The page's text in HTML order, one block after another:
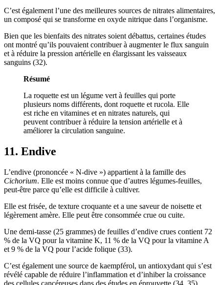
C’est également l’une des meilleures sources de nitrates alimentaires,
un composé qui se transforme en oxyde nitrique dans l’organisme.
Bien que les bienfaits des nitrates soient débattus, certaines études
ont montré qu’ils pouvaient contribuer à augmenter le flux sanguin
et à réduire la pression artérielle en élargissant les vaisseaux
sanguins (32).
Résumé
La roquette est un légume vert à feuilles qui porte
plusieurs noms différents, dont roquette et rucola. Elle
est riche en vitamines et en nitrates naturels, qui
peuvent contribuer à réduire la tension artérielle et à
améliorer la circulation sanguine.
11. Endive
L’endive (prononcée « N-dive ») appartient à la famille des
Cichorium. Elle est moins connue que d’autres légumes-feuilles,
peut-être parce qu’elle est difficile à cultiver.
Elle est frisée, de texture croquante et a une saveur de noisette et
légèrement amère. Elle peut être consommée crue ou cuite.
Une demi-tasse (25 grammes) de feuilles d’endive crues contient 72
% de la VQ pour la vitamine K, 11 % de la VQ pour la vitamine A
et 9 % de la VQ pour l’acide folique (33).
C’est également une source de kaempférol, un antioxydant qui s’est
révélé capable de réduire l’inflammation et d’inhiber la croissance
des cellules cancéreuses dans des études en éprouvette (34 35).